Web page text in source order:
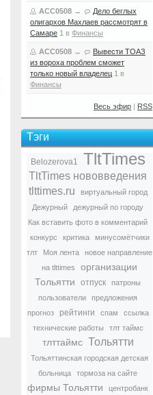
ACC0508 →
Дело беглых
олигархов Махлаев рассмотрят в
Самаре 1 в Финансы
ACC0508 →
Вывести ТОАЗ
из вороха проблем сможет
только новый владелец 1 в
Финансы
Весь эфир | RSS
Тэги
Belozerova1 TltTimes
TltTimes нововведения
tlttimes.ru
виртуальный город
Дежурный
дежурный по городу
Как вставить фото в комментарий
конкурс
критика
минусомётчики
тлт
Моя лента
новое направление
на tlttimes
организации
Тольятти
отпуск
патроны
пользователи
предложения
прогноз
рейтинги спам
ссылка
технические работы
тлт таймс
тлттаймс Тольятти
Тольяттинская городская детская
больница
тормоза на сайте
фирмы Тольятти центробанк